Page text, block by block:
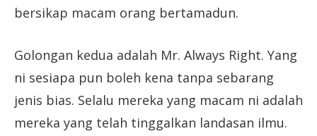
bersikap macam orang bertamadun.
Golongan kedua adalah Mr. Always Right. Yang
ni sesiapa pun boleh kena tanpa sebarang
jenis bias. Selalu mereka yang macam ni adalah
mereka yang telah tinggalkan landasan ilmu.